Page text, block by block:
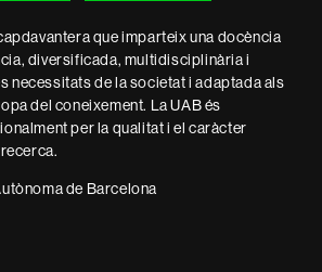
que imparteix una docència
diversificada, multidisciplinària i
necessitats de la societat i adaptada als
del coneixement. La UAB és
per la qualitat i el caràcter
de Barcelona